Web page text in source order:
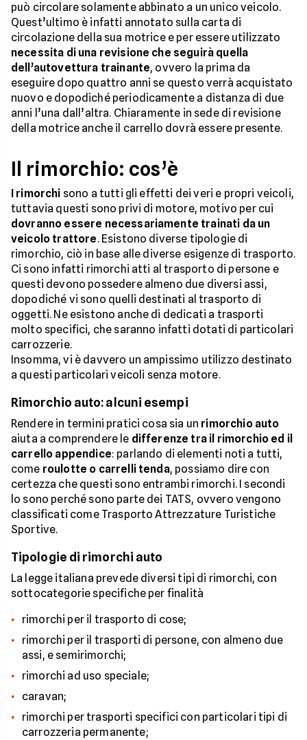
può circolare solamente abbinato a un unico veicolo.
Quest’ultimo è infatti annotato sulla carta di
circolazione della sua motrice e per essere utilizzato
necessita di una revisione che seguirà quella
dell’autovettura trainante, ovvero la prima da
eseguire dopo quattro anni se questo verrà acquistato
nuovo e dopodiché periodicamente a distanza di due
anni l’una dall’altra. Chiaramente in sede di revisione
della motrice anche il carrello dovrà essere presente.
Il rimorchio: cos’è
I rimorchi sono a tutti gli effetti dei veri e propri veicoli,
tuttavia questi sono privi di motore, motivo per cui
dovranno essere necessariamente trainati da un
veicolo trattore. Esistono diverse tipologie di
rimorchio, ciò in base alle diverse esigenze di trasporto.
Ci sono infatti rimorchi atti al trasporto di persone e
questi devono possedere almeno due diversi assi,
dopodiché vi sono quelli destinati al trasporto di
oggetti. Ne esistono anche di dedicati a trasporti
molto specifici, che saranno infatti dotati di particolari
carrozzerie.
Insomma, vi è davvero un ampissimo utilizzo destinato
a questi particolari veicoli senza motore.
Rimorchio auto: alcuni esempi
Rendere in termini pratici cosa sia un rimorchio auto
aiuta a comprendere le differenze tra il rimorchio ed il
carrello appendice: parlando di elementi noti a tutti,
come roulotte o carrelli tenda, possiamo dire con
certezza che questi sono entrambi rimorchi. I secondi
lo sono perché sono parte dei TATS, ovvero vengono
classificati come Trasporto Attrezzature Turistiche
Sportive.
Tipologie di rimorchi auto
La legge italiana prevede diversi tipi di rimorchi, con
sottocategorie specifiche per finalità
rimorchi per il trasporto di cose;
rimorchi per il trasporti di persone, con almeno due
assi, e semirimorchi;
rimorchi ad uso speciale;
caravan;
rimorchi per trasporti specifici con particolari tipi di
carrozzeria permanente;